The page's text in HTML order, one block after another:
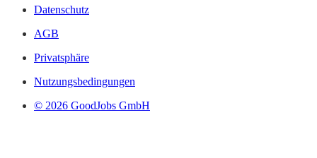
Datenschutz
AGB
Privatsphäre
Nutzungsbedingungen
© 2026 GoodJobs GmbH